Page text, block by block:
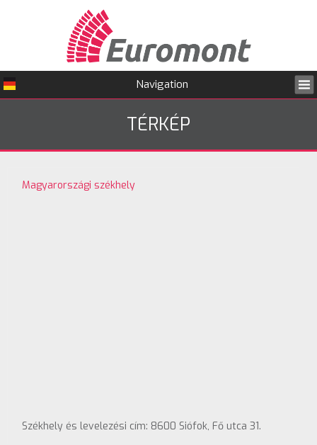
Navigation
TÉRKÉP
Jelenlegi hely
Magyarországi székhely
Székhely és levelezési cím: 8600 Siófok, Fő utca 31.